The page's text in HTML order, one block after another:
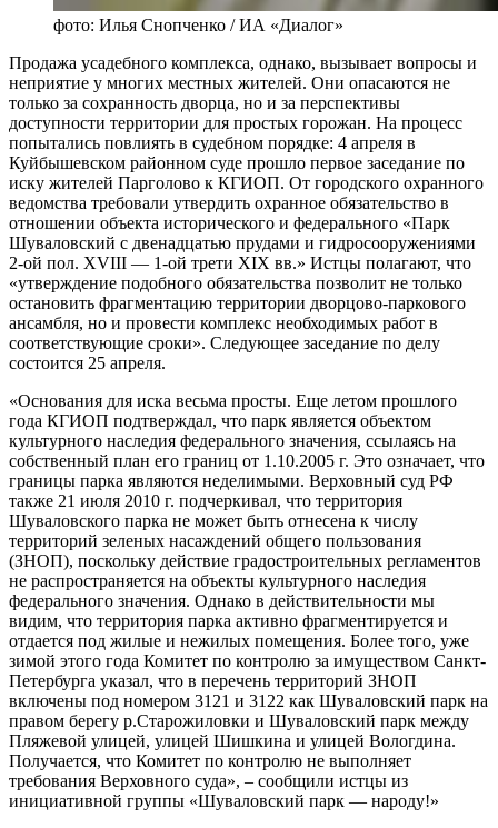
фото: Илья Снопченко / ИА «Диалог»
Продажа усадебного комплекса, однако, вызывает вопросы и
неприятие у многих местных жителей. Они опасаются не
только за сохранность дворца, но и за перспективы
доступности территории для простых горожан. На процесс
попытались повлиять в судебном порядке: 4 апреля в
Куйбышевском районном суде прошло первое заседание по
иску жителей Парголово к КГИОП. От городского охранного
ведомства требовали утвердить охранное обязательство в
отношении объекта исторического и федерального «Парк
Шуваловский с двенадцатью прудами и гидросооружениями
2-ой пол. XVIII — 1-ой трети XIX вв.» Истцы полагают, что
«утверждение подобного обязательства позволит не только
остановить фрагментацию территории дворцово-паркового
ансамбля, но и провести комплекс необходимых работ в
соответствующие сроки». Следующее заседание по делу
состоится 25 апреля.
«Основания для иска весьма просты. Еще летом прошлого
года КГИОП подтверждал, что парк является объектом
культурного наследия федерального значения, ссылаясь на
собственный план его границ от 1.10.2005 г. Это означает, что
границы парка являются неделимыми. Верховный суд РФ
также 21 июля 2010 г. подчеркивал, что территория
Шуваловского парка не может быть отнесена к числу
территорий зеленых насаждений общего пользования
(ЗНОП), поскольку действие градостроительных регламентов
не распространяется на объекты культурного наследия
федерального значения. Однако в действительности мы
видим, что территория парка активно фрагментируется и
отдается под жилые и нежилых помещения. Более того, уже
зимой этого года Комитет по контролю за имуществом Санкт-
Петербурга указал, что в перечень территорий ЗНОП
включены под номером 3121 и 3122 как Шуваловский парк на
правом берегу р.Старожиловки и Шуваловский парк между
Пляжевой улицей, улицей Шишкина и улицей Вологдина.
Получается, что Комитет по контролю не выполняет
требования Верховного суда», – сообщили истцы из
инициативной группы «Шуваловский парк — народу!»